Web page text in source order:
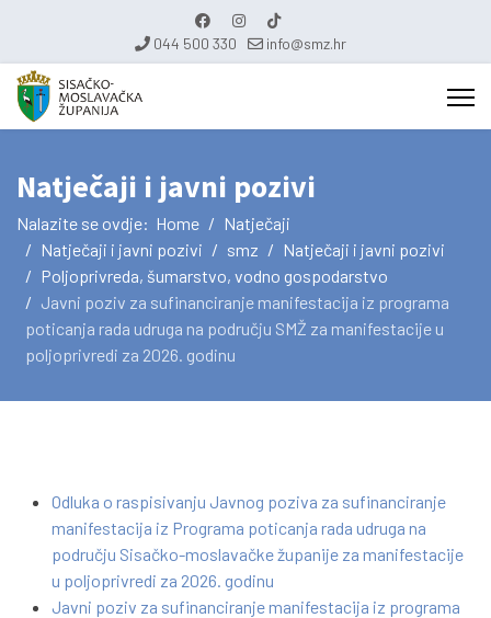
044 500 330 info@smz.hr
Natječaji i javni pozivi
Nalazite se ovdje: Home
Natječaji
Natječaji i javni pozivi
smz
Natječaji i javni pozivi
Poljoprivreda, šumarstvo, vodno gospodarstvo
Javni poziv za sufinanciranje manifestacija iz programa
poticanja rada udruga na području SMŽ za manifestacije u
poljoprivredi za 2026. godinu
Odluka o raspisivanju Javnog poziva za sufinanciranje
manifestacija iz Programa poticanja rada udruga na
području Sisačko-moslavačke županije za manifestacije
u poljoprivredi za 2026. godinu
Javni poziv za sufinanciranje manifestacija iz programa